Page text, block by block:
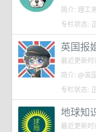
简介: 理工
专栏状态:
英国报
最近更新
简介: @英
专栏状态:
地球知
最近更新